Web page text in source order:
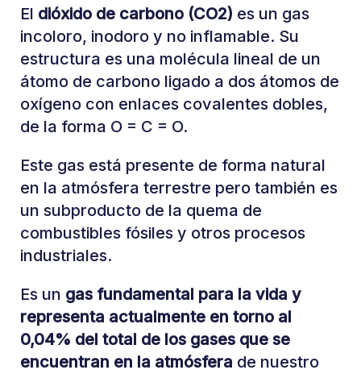
El dióxido de carbono (CO2) es un gas
incoloro, inodoro y no inflamable. Su
estructura es una molécula lineal de un
átomo de carbono ligado a dos átomos de
oxígeno con enlaces covalentes dobles,
de la forma O = C = O.
Este gas está presente de forma natural
en la atmósfera terrestre pero también es
un subproducto de la quema de
combustibles fósiles y otros procesos
industriales.
Es un gas fundamental para la vida y
representa actualmente en torno al
0,04% del total de los gases que se
encuentran en la atmósfera de nuestro